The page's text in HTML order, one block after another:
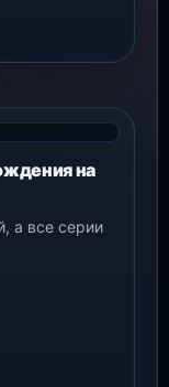
на
а все серии